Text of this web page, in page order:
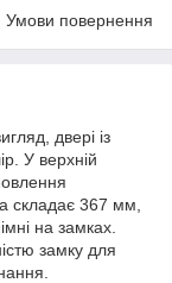
Умови повернення
двері із
У верхній
складає 367 мм,
на замках.
замку для